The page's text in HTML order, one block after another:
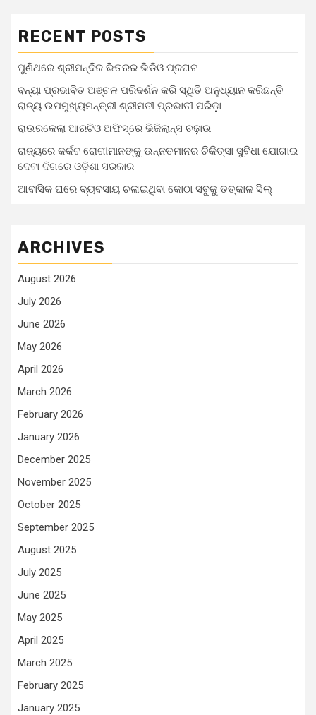
RECENT POSTS
ପୁଣିଥରେ ଶ୍ରୀମନ୍ଦିର ଭିତରର ଭିଡିଓ ପ୍ରଘଟ
ବନ୍ୟା ପ୍ରଭାବିତ ଅଞ୍ଚଳ ପରିଦର୍ଶନ କରି ସ୍ଥିତି ଅନୁଧ୍ୟାନ କରିଛନ୍ତି
ରାଜ୍ୟ ଉପମୁଖ୍ୟମନ୍ତ୍ରୀ ଶ୍ରୀମତୀ ପ୍ରଭାତୀ ପରିଡ଼ା
ରାଉରକେଲା ଆରଟିଓ ଅଫିସ୍‌ରେ ଭିଜିଲାନ୍ସ ଚଢ଼ାଉ
ରାଜ୍ୟରେ କର୍କଟ ରୋଗୀମାନଙ୍କୁ ଉନ୍ନତମାନର ଚିକିତ୍ସା ସୁବିଧା ଯୋଗାଇ
ଦେବା ଦିଗରେ ଓଡ଼ିଶା ସରକାର
ଆବାସିକ ଘରେ ବ୍ୟବସାୟ ଚଳାଇଥିବା କୋଠା ସବୁକୁ ତତ୍କାଳ ସିଲ୍‌
ARCHIVES
August 2026
July 2026
June 2026
May 2026
April 2026
March 2026
February 2026
January 2026
December 2025
November 2025
October 2025
September 2025
August 2025
July 2025
June 2025
May 2025
April 2025
March 2025
February 2025
January 2025